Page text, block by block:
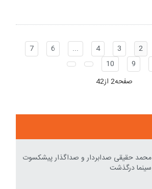
2
3
4
...
6
7
9
10
صفحه2 از42
محمد حقیقی صدابردار و صداگذار پیشکسوت
سینما درگذشت